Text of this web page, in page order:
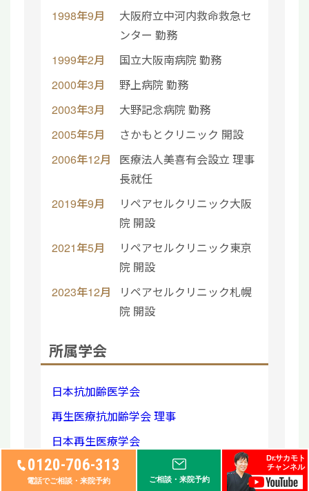
0120-706-313
電話でご相談・来院予約 ご相談・来院予約
Dr.サカモト
チャンネル
1998年9月
大阪府立中河内救命救急セ
ンター 勤務
1999年2月
国立大阪南病院 勤務
2000年3月
野上病院 勤務
2003年3月
大野記念病院 勤務
2005年5月
さかもとクリニック 開設
2006年12月
医療法人美喜有会設立 理事
長就任
2019年9月
リペアセルクリニック大阪
院 開設
2021年5月
リペアセルクリニック東京
院 開設
2023年12月
リペアセルクリニック札幌
院 開設
所属学会
日本抗加齢医学会
再生医療抗加齢学会 理事
日本再生医療学会
日本遺伝子細胞治療学会